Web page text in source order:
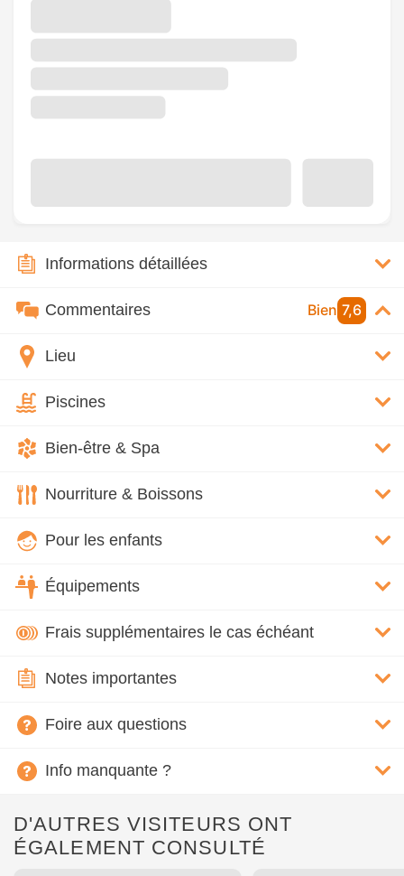
Informations détaillées
Commentaires Bien 7,6
Lieu
Piscines
Bien-être & Spa
Nourriture & Boissons
Pour les enfants
Équipements
Frais supplémentaires le cas échéant
Notes importantes
Foire aux questions
Info manquante ?
D'AUTRES VISITEURS ONT
ÉGALEMENT CONSULTÉ